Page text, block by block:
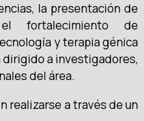
la presentación de
fortalecimiento de
y terapia génica
dirigido a investigadores,
del área.
realizarse a través de un